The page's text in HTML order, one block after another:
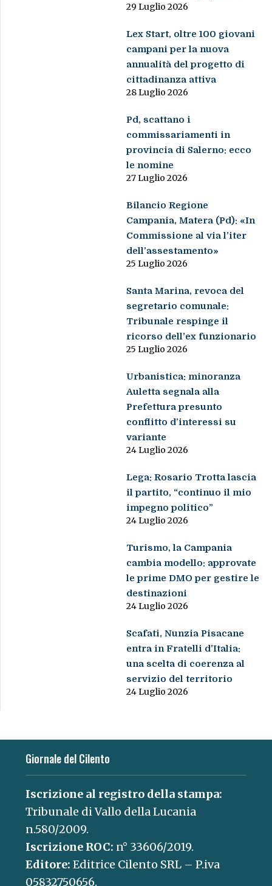
29 Luglio 2026
Lex Start, oltre 100 giovani
campani per la nuova
annualità del progetto di
cittadinanza attiva
28 Luglio 2026
Pd, scattano i
commissariamenti in
provincia di Salerno: ecco
le nomine
27 Luglio 2026
Bilancio Regione
Campania, Matera (Pd): «In
Commissione al via l’iter
dell’assestamento»
25 Luglio 2026
Santa Marina, revoca del
segretario comunale:
Tribunale respinge il
ricorso dell’ex funzionario
25 Luglio 2026
Urbanistica: minoranza
Auletta segnala alla
Prefettura presunto
conflitto d’interessi su
variante
24 Luglio 2026
Lega: Rosario Trotta lascia
il partito, “continuo il mio
impegno politico”
24 Luglio 2026
Turismo, la Campania
cambia modello: approvate
le prime DMO per gestire le
destinazioni
24 Luglio 2026
Scafati, Nunzia Pisacane
entra in Fratelli d’Italia:
una scelta di coerenza al
servizio del territorio
24 Luglio 2026
Giornale del Cilento
Iscrizione al registro della stampa:
Tribunale di Vallo della Lucania
n.580/2009.
Iscrizione ROC: n° 33606/2019.
Editore: Editrice Cilento SRL – P.iva
05832750656.